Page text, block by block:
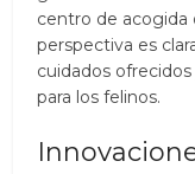
centro de acogida
perspectiva es
cuidados
para los felinos.